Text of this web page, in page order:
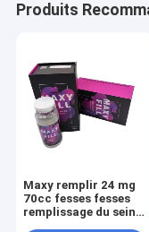
Produits
Maxy remplir 24 mg
70cc fesses fesses
remplissage du sein